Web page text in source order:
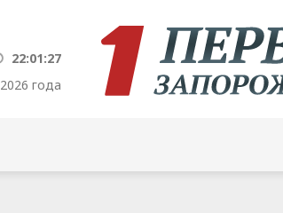
22:01:28
2026 года